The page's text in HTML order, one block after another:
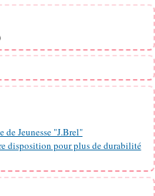
de Jeunesse "J.Brel"
disposition pour plus de durabilité